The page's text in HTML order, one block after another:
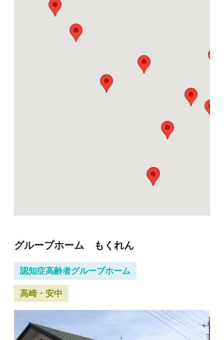
グループホーム もくれん
認知症高齢者グループホーム
高崎・安中